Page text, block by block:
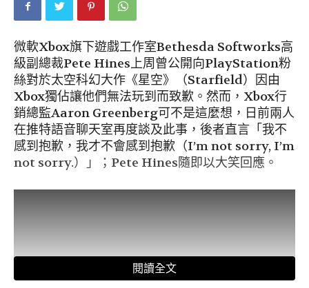
微軟Xbox旗下遊戲工作室Bethesda Softworks高
級副總裁Pete Hines上周曾公開向PlayStation粉
絲對於太空科幻大作《星空》（Starfield）因由
Xbox獨佔讓他們無法玩到而致歉。然而，Xbox行
銷總監Aaron Greenberg可不是這麼想，日前兩人
在推特語音聊天室再度談及此事，後者直言「我不
感到抱歉，我才不會感到抱歉（I’m not sorry, I’m
not sorry.）」；Pete Hines隨即以大笑回應。
閱讀全文